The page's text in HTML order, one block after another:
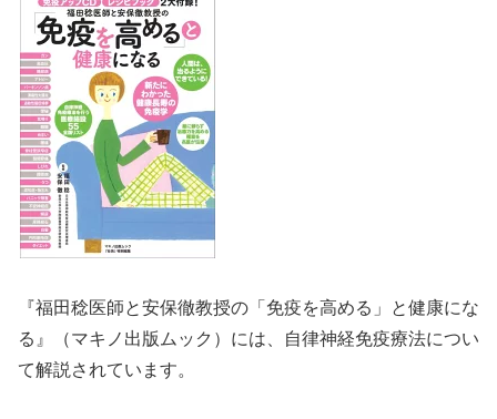
『福田稔医師と安保徹教授の「免疫を高める」と健康にな
る』（マキノ出版ムック）には、自律神経免疫療法につい
て解説されています。